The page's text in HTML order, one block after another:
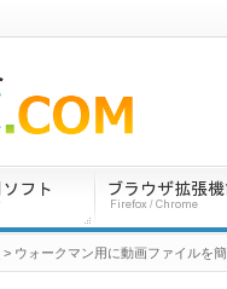
> ウォークマン用に動画ファイルを